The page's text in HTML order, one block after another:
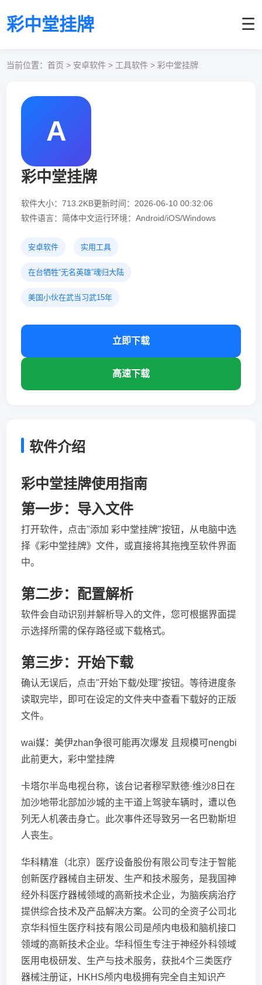
彩中堂挂牌 ☰
当前位置：首页 > 安卓软件 > 工具软件 > 彩中堂挂牌
A
彩中堂挂牌
软件大小：713.2KB更新时间：2026-06-10 00:32:06
软件语言：简体中文运行环境：Android/iOS/Windows
安卓软件 实用工具
在台牺牲“无名英雄”魂归大陆
美国小伙在武当习武15年
立即下载
高速下载
软件介绍
彩中堂挂牌使用指南
第一步：导入文件
打开软件，点击"添加 彩中堂挂牌"按钮，从电脑中选
择《彩中堂挂牌》文件，或直接将其拖拽至软件界面
中。
第二步：配置解析
软件会自动识别并解析导入的文件，您可根据界面提
示选择所需的保存路径或下载格式。
第三步：开始下载
确认无误后，点击"开始下载/处理"按钮。等待进度条
读取完毕，即可在设定的文件夹中查看下载好的正版
文件。
wai媒：美伊zhan争很可能再次爆发 且规模可nengbi
此前更大，彩中堂挂牌
卡塔尔半岛电视台称，该台记者穆罕默德·维沙8日在
加沙地带北部加沙城的主干道上驾驶车辆时，遭以色
列无人机袭击身亡。此次事件还导致另一名巴勒斯坦
人丧生。
华科精准（北京）医疗设备股份有限公司专注于智能
创新医疗器械自主研发、生产和技术服务，是我国神
经外科医疗器械领域的高新技术企业，为脑疾病治疗
提供综合技术及产品解决方案。公司的全资子公司北
京华科恒生医疗科技有限公司是颅内电极和脑机接口
领域的高新技术企业。华科恒生专注于神经外科领域
医用电极研发、生产与技术服务，获批4个三类医疗
器械注册证，HKHS颅内电极拥有完全自主知识产